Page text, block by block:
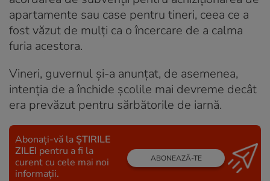
apartamente sau case pentru tineri, ceea ce a
fost văzut de mulți ca o încercare de a calma
furia acestora.
Vineri, guvernul și-a anunțat, de asemenea,
intenția de a închide școlile mai devreme decât
era prevăzut pentru sărbătorile de iarnă.
Abonați-vă la ȘTIRILE
ZILEI pentru a fi la
curent cu cele mai noi
informații.
ABONEAZĂ-TE